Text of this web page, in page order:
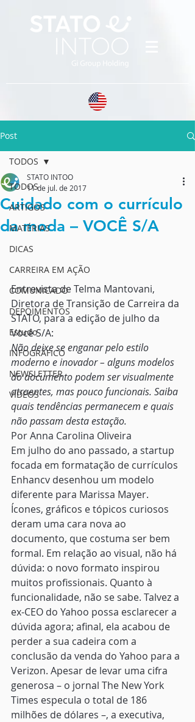
Post
TODOS
ARTIGOS
MATÉRIAS
DICAS
CARREIRA EM AÇÃO
COMUNICADO
DEPOIMENTOS
Estudo
INFOGRÁFICO
NEWSLETTER
VÍDEOS
TODOS
Cuidado com o currículo
da moda – VOCÊ S/A
STATO INTOO
11 de jul. de 2017
Entrevista de Telma Mantovani,
Diretora de Transição de Carreira da
STATO, para a edição de julho da
Você S/A:
Não deixe se enganar pelo estilo
moderno e inovador – alguns modelos
do documento podem ser visualmente
atraentes, mas pouco funcionais. Saiba
quais tendências permanecem e quais
não passam desta estação.
Por Anna Carolina Oliveira
Em julho do ano passado, a startup
focada em formatação de currículos
Enhancv desenhou um modelo
diferente para Marissa Mayer.
Ícones, gráficos e tópicos curiosos
deram uma cara nova ao
documento, que costuma ser bem
formal. Em relação ao visual, não há
dúvida: o novo formato inspirou
muitos profissionais. Quanto à
funcionalidade, não se sabe. Talvez a
ex-CEO do Yahoo possa esclarecer a
dúvida agora; afinal, ela acabou de
perder a sua cadeira com a
conclusão da venda do Yahoo para a
Verizon. Apesar de levar uma cifra
generosa – o jornal The New York
Times especula o total de 186
milhões de dólares –, a executiva,